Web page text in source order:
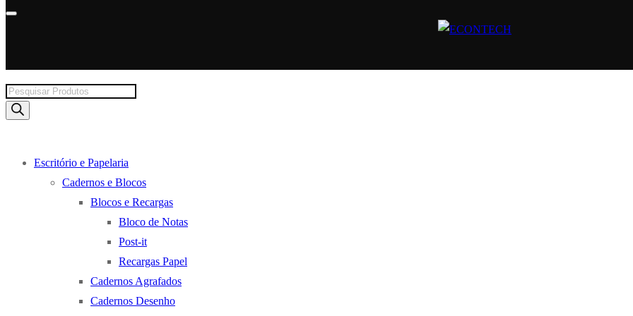
Products
search
Escritório e Papelaria
Cadernos e Blocos
Blocos e Recargas
Bloco de Notas
Post-it
Recargas Papel
Cadernos Agrafados
Cadernos Desenho